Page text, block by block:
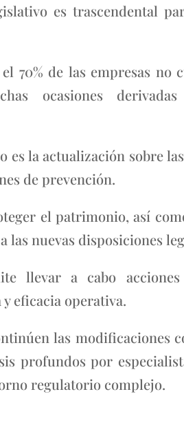
es trascendental
70% de las empresas no
ocasiones
la actualización sobre
de prevención.
el patrimonio, así
nuevas disposiciones
llevar a cabo
eficacia operativa.
las modificaciones
profundos por
regulatorio complejo.